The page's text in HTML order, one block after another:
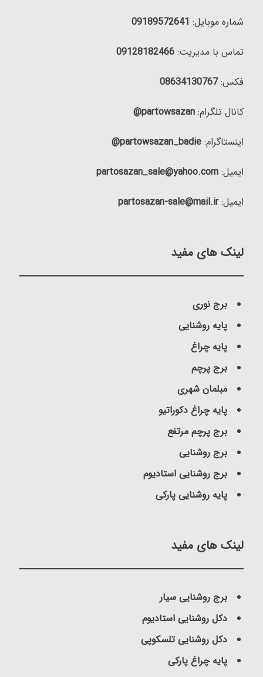
شماره موبایل: 09189572641
تماس با مدیریت:09128182466
فکس:08634130767
کانال تلگرام:partowsazan@
اینستاگرام:partowsazan_badie@
ایمیل:partosazan_sale@yahoo.com
ایمیل:partosazan-sale@mail.ir
لینک های مفید
برج نوری
پایه روشنایی
پایه چراغ
برج پرچم
مبلمان شهری
پایه چراغ دکوراتیو
برج پرچم مرتفع
برج روشنایی
برج روشنایی استادیوم
پایه روشنایی پارکی
لینک های مفید
برج روشنایی سیار
دکل روشنایی استادیوم
دکل روشنایی تلسکوپی
پایه چراغ پارکی